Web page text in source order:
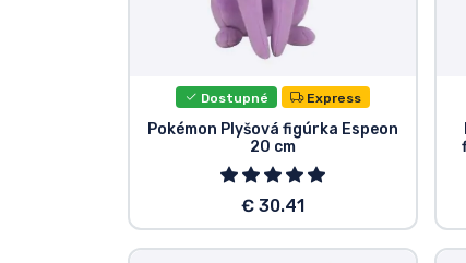
Dostupné Express
Pokémon Plyšová figúrka Espeon
20 cm
€ 30.41